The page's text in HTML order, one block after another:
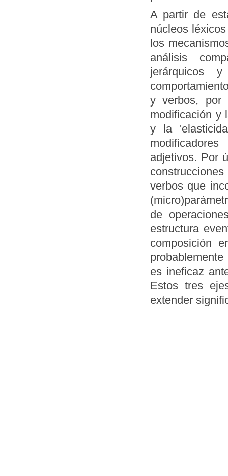
A partir de
núcleos
los
análisis
jerárquicos
y verbos, por
modificación y
y la
adjetivos. Por
verbos que
de
estructura
composición
es ineficaz
Estos tres
extender